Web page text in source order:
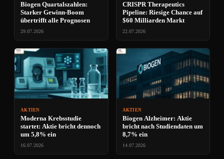
Biogen Quartalszahlen:
Starker Gewinn-Boom
übertrifft alle Prognosen
29.07.2026
CRISPR Therapeutics
Pipeline: Riesige Chance auf
$60 Milliarden Markt
22.07.2026
AKTIEN
Moderna Krebsstudie
startet: Aktie bricht dennoch
um 5,8% ein
16.07.2026
AKTIEN
Biogen Alzheimer: Aktie
bricht nach Studiendaten um
8,7% ein
14.07.2026